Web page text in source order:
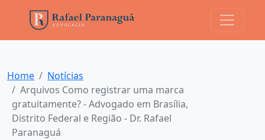
Home
Notícias
Arquivos Como registrar uma marca
gratuitamente? - Advogado em Brasília,
Distrito Federal e Região - Dr. Rafael
Paranaguá